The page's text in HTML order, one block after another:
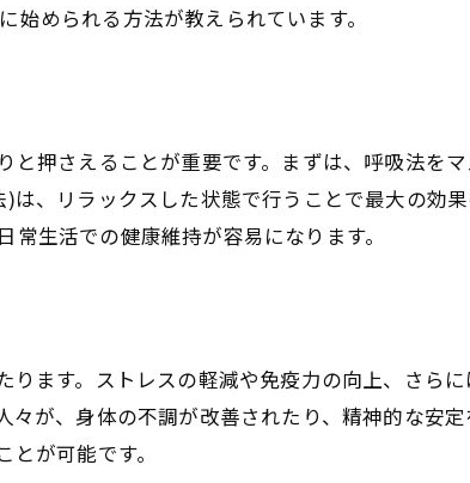
療法)をオンラインで学ぶ利点
療法)をオンラインで受ける利点
(天啓気功治療や療法)とは
療法)が心身健康に寄与する理由
療法)で心身の健康をサポート
療法)で心身のバランスを整える
療法)で健康維持を実現
)の資格とその重要性
められる方法が教えられています。
押さえることが重要です。まずは、呼吸法を
、リラックスした状態で行うことで最大の効果
生活での健康維持が容易になります。
ます。ストレスの軽減や免疫力の向上、さら
が、身体の不調が改善されたり、精神的な安定
が可能です。